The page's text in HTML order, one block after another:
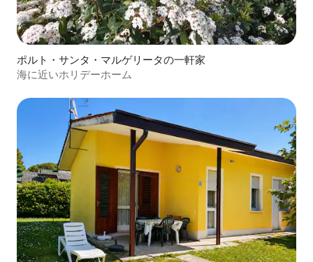
ポルト・サンタ・マルゲリータの一軒家
海に近いホリデーホーム